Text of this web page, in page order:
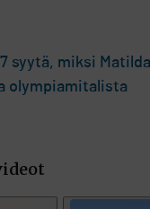
syytä, miksi
olympiamitalista